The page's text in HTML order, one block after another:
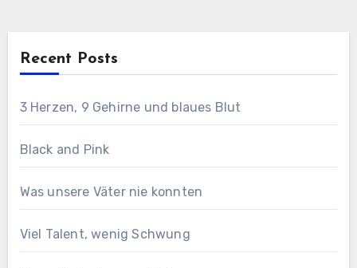
Recent Posts
3 Herzen, 9 Gehirne und blaues Blut
Black and Pink
Was unsere Väter nie konnten
Viel Talent, wenig Schwung